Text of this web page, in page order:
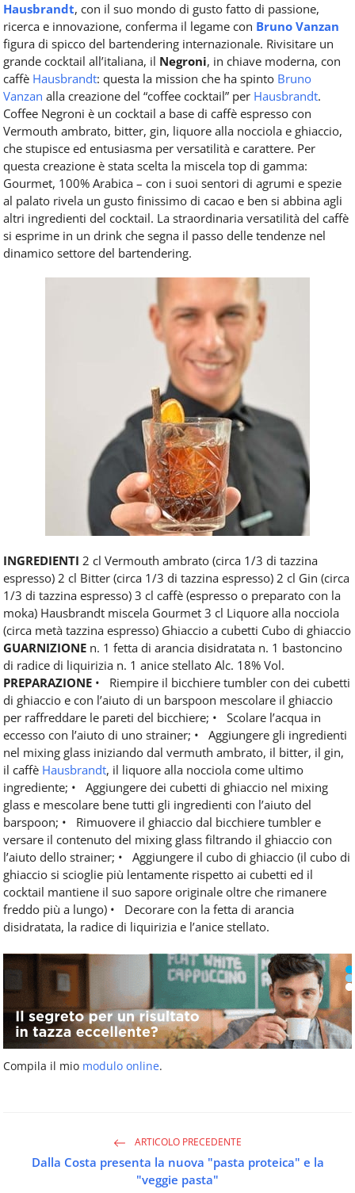
Hausbrandt, con il suo mondo di gusto fatto di passione,
ricerca e innovazione, conferma il legame con Bruno Vanzan
figura di spicco del bartendering internazionale. Rivisitare un
grande cocktail all’italiana, il Negroni, in chiave moderna, con
caffè Hausbrandt: questa la mission che ha spinto Bruno
Vanzan alla creazione del “coffee cocktail” per Hausbrandt.
Coffee Negroni è un cocktail a base di caffè espresso con
Vermouth ambrato, bitter, gin, liquore alla nocciola e ghiaccio,
che stupisce ed entusiasma per versatilità e carattere. Per
questa creazione è stata scelta la miscela top di gamma:
Gourmet, 100% Arabica – con i suoi sentori di agrumi e spezie
al palato rivela un gusto finissimo di cacao e ben si abbina agli
altri ingredienti del cocktail. La straordinaria versatilità del caffè
si esprime in un drink che segna il passo delle tendenze nel
dinamico settore del bartendering.
INGREDIENTI 2 cl Vermouth ambrato (circa 1/3 di tazzina
espresso) 2 cl Bitter (circa 1/3 di tazzina espresso) 2 cl Gin (circa
1/3 di tazzina espresso) 3 cl caffè (espresso o preparato con la
moka) Hausbrandt miscela Gourmet 3 cl Liquore alla nocciola
(circa metà tazzina espresso) Ghiaccio a cubetti Cubo di ghiaccio
GUARNIZIONE n. 1 fetta di arancia disidratata n. 1 bastoncino
di radice di liquirizia n. 1 anice stellato Alc. 18% Vol.
PREPARAZIONE • Riempire il bicchiere tumbler con dei cubetti
di ghiaccio e con l’aiuto di un barspoon mescolare il ghiaccio
per raffreddare le pareti del bicchiere; • Scolare l’acqua in
eccesso con l’aiuto di uno strainer; • Aggiungere gli ingredienti
nel mixing glass iniziando dal vermuth ambrato, il bitter, il gin,
il caffè Hausbrandt, il liquore alla nocciola come ultimo
ingrediente; • Aggiungere dei cubetti di ghiaccio nel mixing
glass e mescolare bene tutti gli ingredienti con l’aiuto del
barspoon; • Rimuovere il ghiaccio dal bicchiere tumbler e
versare il contenuto del mixing glass filtrando il ghiaccio con
l’aiuto dello strainer; • Aggiungere il cubo di ghiaccio (il cubo di
ghiaccio si scioglie più lentamente rispetto ai cubetti ed il
cocktail mantiene il suo sapore originale oltre che rimanere
freddo più a lungo) • Decorare con la fetta di arancia
disidratata, la radice di liquirizia e l’anice stellato.
Compila il mio modulo online.
ARTICOLO PRECEDENTE
Dalla Costa presenta la nuova "pasta proteica" e la
"veggie pasta"